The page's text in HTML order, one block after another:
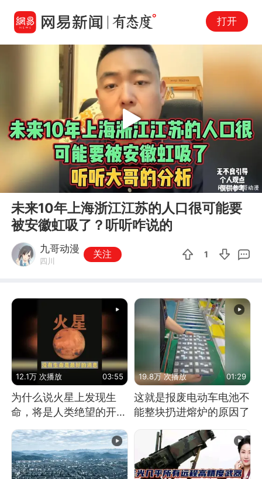
打开
00:00 01:19
Play
未来10年上海浙江江苏的人口很可能要
被安徽虹吸了？听听咋说的
九哥动漫
四川
关注 1
12.1万 次播放 03:55
为什么说火星上发现生
命，将是人类绝望的开
始？
19.8万 次播放 01:29
这就是报废电动车电池不
能整块扔进熔炉的原因了